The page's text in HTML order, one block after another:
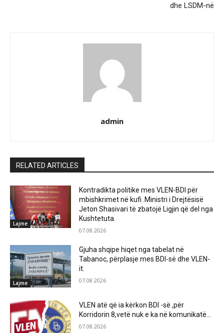
dhe LSDM-në
admin
RELATED ARTICLES
Lajme
Kontradikta politike mes VLEN-BDI për
mbishkrimet në kufi .Ministri i Drejtësisë
Jeton Shasivari të zbatojë Ligjin që del nga
Kushtetuta.
07.08.2026
Lajme
Gjuha shqipe hiqet nga tabelat në
Tabanoc, përplasje mes BDI-së dhe VLEN-
it.
07.08.2026
VLEN atë që ia kërkon BDI -së ,për
Korridorin 8,vetë nuk e ka në komunikatë…
07.08.2026